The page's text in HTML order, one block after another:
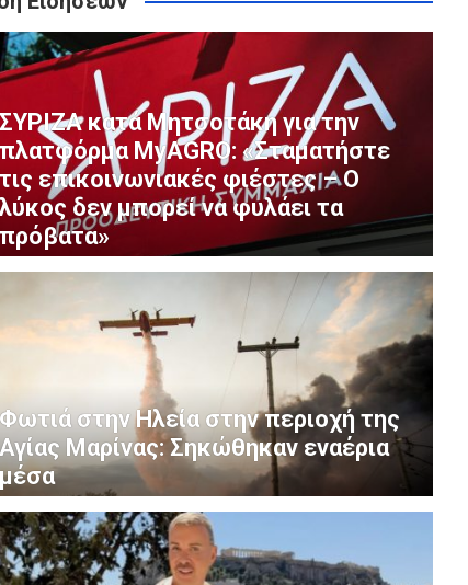
με τον Πρωθυπουργό
μάχη με τις φλόγες στη Μεγάλη Χώρα
ΣΥΡΙΖΑ κατά Μητσοτάκη για την
πλατφόρμα MyAGRO: «Σταματήστε
τις επικοινωνιακές φιέστες – Ο
λύκος δεν μπορεί να φυλάει τα
πρόβατα»
Φωτιά στην Ηλεία στην περιοχή της
Αγίας Μαρίνας: Σηκώθηκαν εναέρια
μέσα